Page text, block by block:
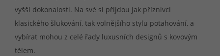
vyšší dokonalosti. Na své si přijdou jak příznivci
klasického šlukování, tak volnějšího stylu potahování, a
vybírat mohou z celé řady luxusních designů s kovovým
tělem.